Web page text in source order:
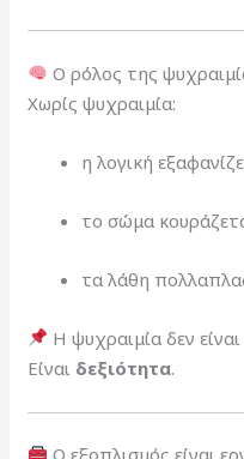
Ο ρόλος της
Χωρίς ψυχραιμία:
η λογική
το σώμα
τα λάθη
Η ψυχραιμία δεν
Είναι δεξιότητα.